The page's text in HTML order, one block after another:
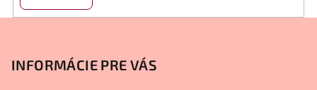
INFORMÁCIE PRE VÁS